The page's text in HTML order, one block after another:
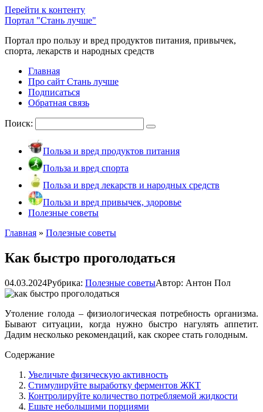
Перейти к контенту
Портал "Стань лучше"
Портал про пользу и вред продуктов питания, привычек,
спорта, лекарств и народных средств
Главная
Про сайт Стань лучше
Подписаться
Обратная связь
Поиск:
Польза и вред продуктов питания
Польза и вред спорта
Польза и вред лекарств и народных средств
Польза и вред привычек, здоровье
Полезные советы
Главная » Полезные советы
Как быстро проголодаться
04.03.2024Рубрика: Полезные советыАвтор: Антон Пол
Утоление голода – физиологическая потребность организма.
Бывают ситуации, когда нужно быстро нагулять аппетит.
Дадим несколько рекомендаций, как скорее стать голодным.
Содержание
Увеличьте физическую активность
Стимулируйте выработку ферментов ЖКТ
Контролируйте количество потребляемой жидкости
Ешьте небольшими порциями